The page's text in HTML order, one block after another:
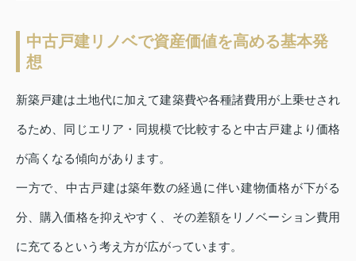
中古戸建リノベで資産価値を高める基本発
想
新築戸建は土地代に加えて建築費や各種諸費用が上乗せされ
るため、同じエリア・同規模で比較すると中古戸建より価格
が高くなる傾向があります。
一方で、中古戸建は築年数の経過に伴い建物価格が下がる
分、購入価格を抑えやすく、その差額をリノベーション費用
に充てるという考え方が広がっています。